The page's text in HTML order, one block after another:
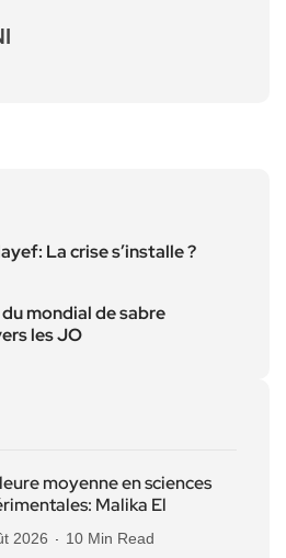
La crise s’installe ?
mondial de sabre
les JO
moyenne en sciences
Malika El
2026 10 Min Read